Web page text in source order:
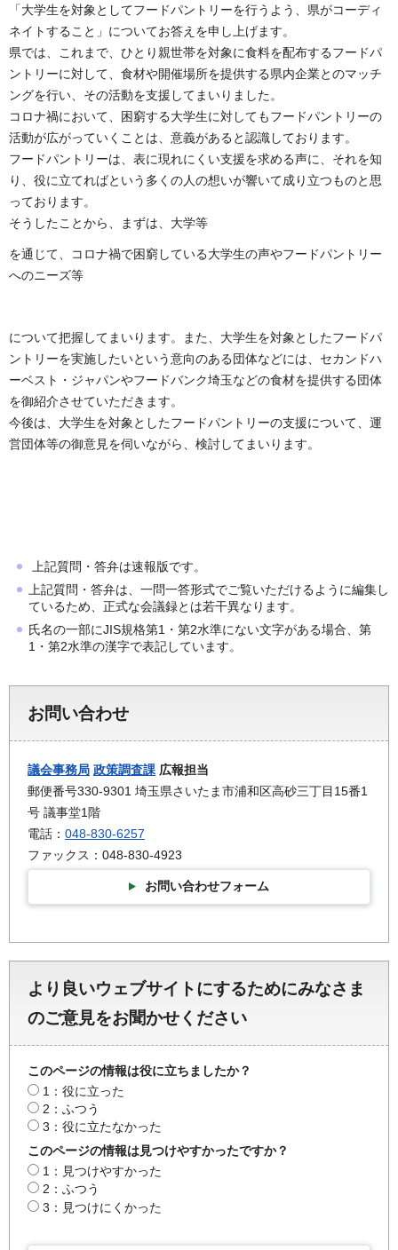
「大学生を対象としてフードパントリーを行うよう、県がコーディ
ネイトすること」についてお答えを申し上げます。
県では、これまで、ひとり親世帯を対象に食料を配布するフードパ
ントリーに対して、食材や開催場所を提供する県内企業とのマッチ
ングを行い、その活動を支援してまいりました。
コロナ禍において、困窮する大学生に対してもフードパントリーの
活動が広がっていくことは、意義があると認識しております。
フードパントリーは、表に現れにくい支援を求める声に、それを知
り、役に立てればという多くの人の想いが響いて成り立つものと思
っております。
そうしたことから、まずは、大学等
を通じて、コロナ禍で困窮している大学生の声やフードパントリー
へのニーズ等
について把握してまいります。
また、大学生を対象としたフードパ
ントリーを実施したいという意向のある団体などには、セカンドハ
ーベスト・ジャパンやフードバンク埼玉などの食材を提供する団体
を御紹介させていただきます。
今後は、大学生を対象としたフードパントリーの支援について、運
営団体等の御意見を伺いながら、検討してまいります。
上記質問・答弁は速報版です。
上記質問・答弁は、一問一答形式でご覧いただけるように編集し
ているため、正式な会議録とは若干異なります。
氏名の一部にJIS規格第1・第2水準にない文字がある場合、第
1・第2水準の漢字で表記しています。
お問い合わせ
議会事務局 政策調査課 広報担当
郵便番号330-9301 埼玉県さいたま市浦和区高砂三丁目15番1
号 議事堂1階
電話： 048-830-6257
ファックス：048-830-4923
お問い合わせフォーム
より良いウェブサイトにするためにみなさま
のご意見をお聞かせください
このページの情報は役に立ちましたか？
1：役に立った
2：ふつう
3：役に立たなかった
このページの情報は見つけやすかったですか？
1：見つけやすかった
2：ふつう
3：見つけにくかった